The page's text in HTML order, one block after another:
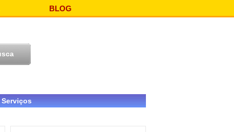
BLOG
Serviços